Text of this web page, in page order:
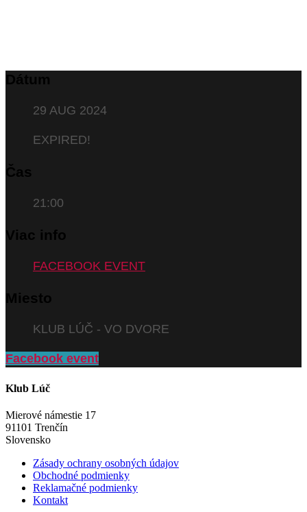
Dátum
29 AUG 2024
EXPIRED!
Čas
21:00
Viac info
FACEBOOK EVENT
Miesto
KLUB LÚČ - VO DVORE
Facebook event
Klub Lúč
Mierové námestie 17
91101 Trenčín
Slovensko
Zásady ochrany osobných údajov
Obchodné podmienky
Reklamačné podmienky
Kontakt